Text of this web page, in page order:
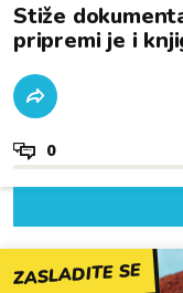
Stiže
pripremi je i
0
ZASLADITE SE